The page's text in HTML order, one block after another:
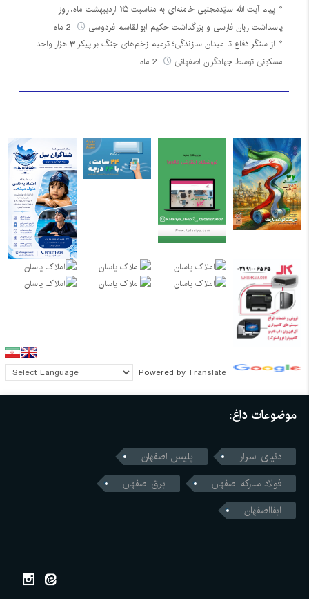
پیام آیت الله سیّدمجتبی خامنه‌ای به مناسبت ۲۵ اردیبهشت ماه، روز
پاسداشت زبان فارسی و بزرگداشت حکیم ابوالقاسم فردوسی
از سنگر دفاع تا میدان سازندگی؛ ترمیم زخم‌های جنگ بر پیکر ۳ هزار واحد
مسکونی توسط جهادگران اصفهانی
Powered by Translate
موضوعات داغ:
دنیای اسرار
پلیس اصفهان
فولاد مبارکه اصفهان
برق اصفهان
ابفااصفهان